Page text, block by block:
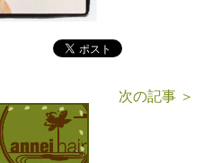
次の記事 ＞